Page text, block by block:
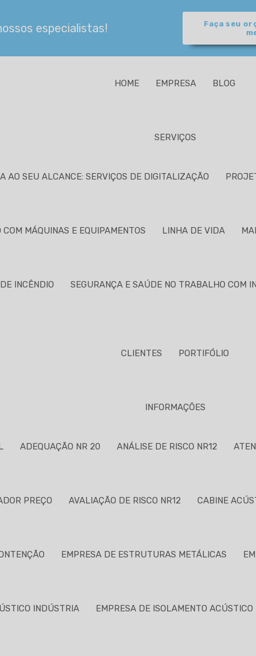
especialistas!
Faça seu
HOME EMPRESA BLOG
SERVIÇOS
AO SEU ALCANCE: SERVIÇOS DE DIGITALIZAÇÃO
MÁQUINAS E EQUIPAMENTOS LINHA DE VIDA
INCÊNDIO SEGURANÇA E SAÚDE NO TRABALHO COM
CLIENTES PORTIFÓLIO
INFORMAÇÕES
ADEQUAÇÃO NR 20 ANÁLISE DE RISCO NR12
PREÇO AVALIAÇÃO DE RISCO NR12 CABINE
EMPRESA DE ESTRUTURAS METÁLICAS
INDÚSTRIA EMPRESA DE ISOLAMENTO